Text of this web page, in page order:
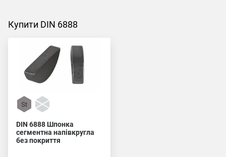
Купити DIN 6888
DIN 6888 Шпонка
сегментна напівкругла
без покриття